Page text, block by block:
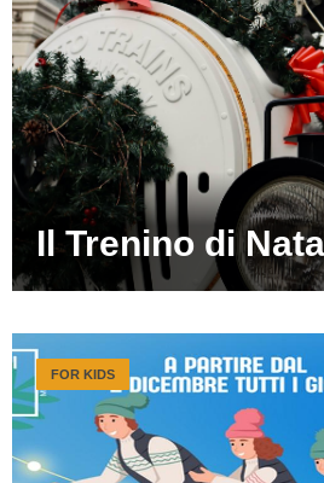
Il Trenino di
FOR KIDS